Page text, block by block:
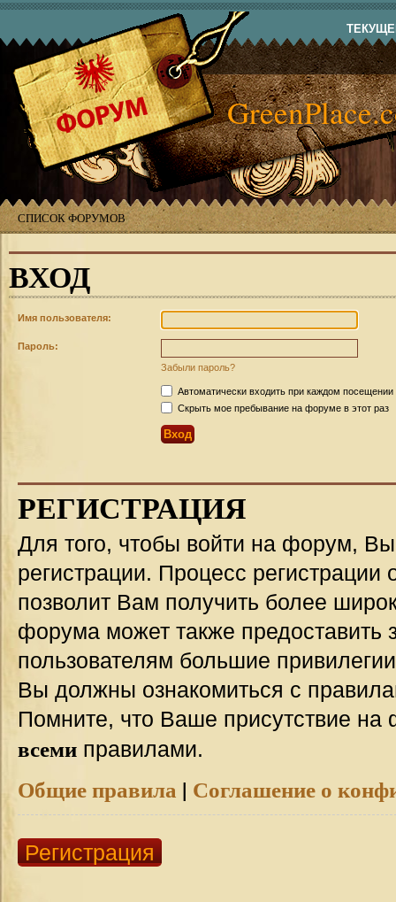
СПИСОК ФОРУМОВ
ВХОД
Имя пользователя:
Пароль:
Забыли пароль?
Автоматически входить при каждом посещении
Скрыть мое пребывание на форуме в этот раз
РЕГИСТРАЦИЯ
Для того, чтобы войти на форум,
регистрации. Процесс регистрации
позволит Вам получить более
форума может также предоставить
пользователям большие
Вы должны ознакомиться с
Помните, что Ваше присутствие на
всеми правилами.
Общие правила | Соглашение о
Регистрация